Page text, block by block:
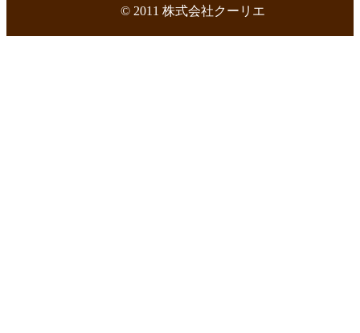
© 2011 株式会社クーリエ